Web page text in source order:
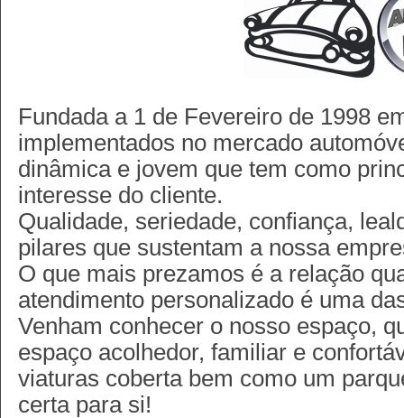
Fundada a 1 de Fevereiro de 1998
implementados no mercado
dinâmica e jovem que tem como
interesse do cliente.
Qualidade, seriedade, confiança,
pilares que sustentam a nossa
O que mais prezamos é a relação
atendimento personalizado é uma
Venham conhecer o nosso espaço,
espaço acolhedor, familiar e
viaturas coberta bem como um
certa para si!